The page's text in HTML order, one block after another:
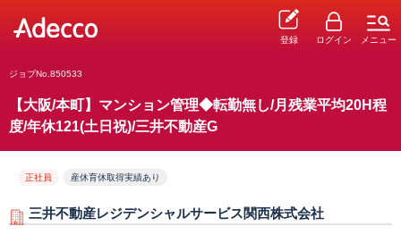
登録 ログイン メニュー
ジョブNo.850533
【大阪/本町】マンション管理◆転勤無し/月残業平均20H程
度/年休121(土日祝)/三井不動産G
正社員 産休育休取得実績あり
三井不動産レジデンシャルサービス関西株式会社